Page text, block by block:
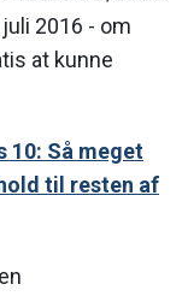
2016 - om
at kunne
10: Så meget
til resten af